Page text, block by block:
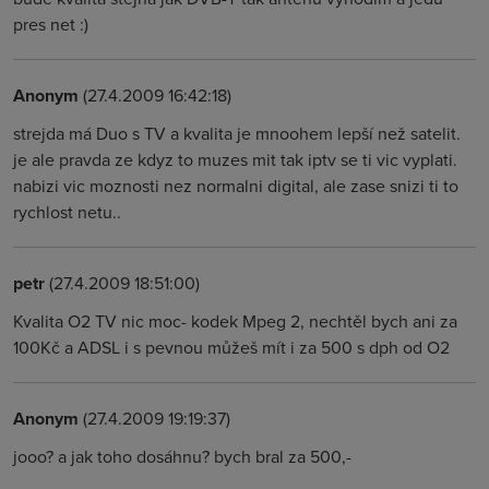
pres net :)
Anonym (27.4.2009 16:42:18)
strejda má Duo s TV a kvalita je mnoohem lepší než satelit.
je ale pravda ze kdyz to muzes mit tak iptv se ti vic vyplati.
nabizi vic moznosti nez normalni digital, ale zase snizi ti to
rychlost netu..
petr(27.4.2009 18:51:00)
Kvalita O2 TV nic moc- kodek Mpeg 2, nechtěl bych ani za
100Kč a ADSL i s pevnou můžeš mít i za 500 s dph od O2
Anonym (27.4.2009 19:19:37)
jooo? a jak toho dosáhnu? bych bral za 500,-